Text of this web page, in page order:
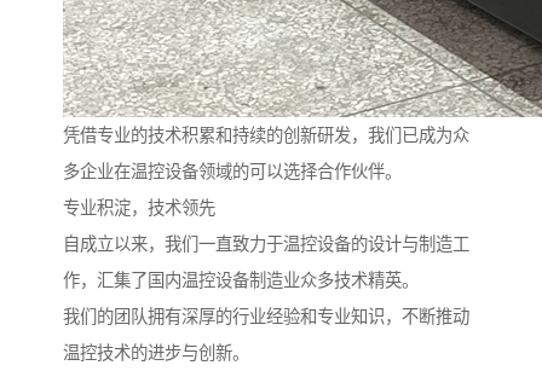
凭借专业的技术积累和持续的创新研发，我们已成为众
多企业在温控设备领域的可以选择合作伙伴。
专业积淀，技术领先
自成立以来，我们一直致力于温控设备的设计与制造工
作，汇集了国内温控设备制造业众多技术精英。
我们的团队拥有深厚的行业经验和专业知识，不断推动
温控技术的进步与创新。